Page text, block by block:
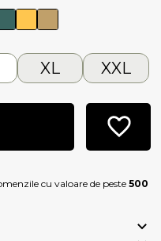
XL XXL
cu valoare de peste500